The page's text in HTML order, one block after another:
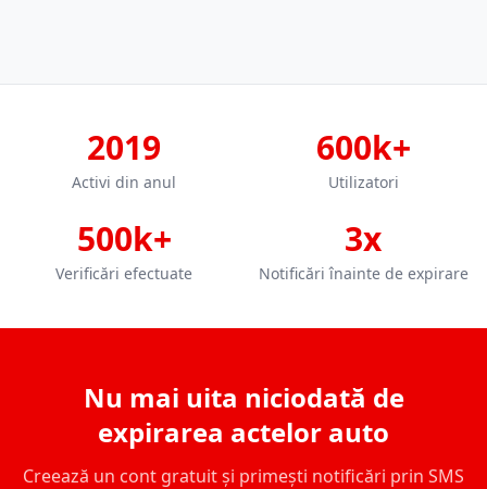
2019
Activi din anul
600k+
Utilizatori
500k+
Verificări efectuate
3x
Notificări înainte de expirare
Nu mai uita niciodată de
expirarea actelor auto
Creează un cont gratuit și primești notificări prin SMS